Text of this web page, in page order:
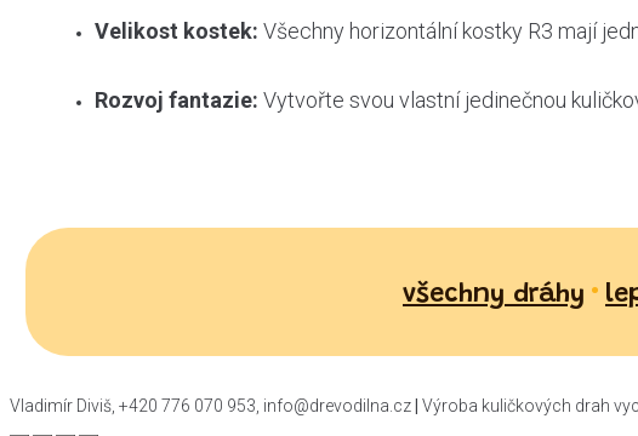
Velikost kostek: Všechny horizontální kostky R3 mají
Rozvoj fantazie: Vytvořte svou vlastní jedinečnou
všechny dráhy •
Vladimír Diviš, +420 776 070 953, info@drevodilna.cz Výroba kuličkových drah